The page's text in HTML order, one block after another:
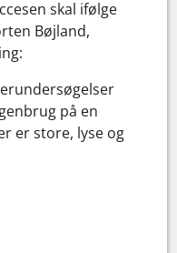
skal ifølge
Bøjland,
på en
er store, lyse og